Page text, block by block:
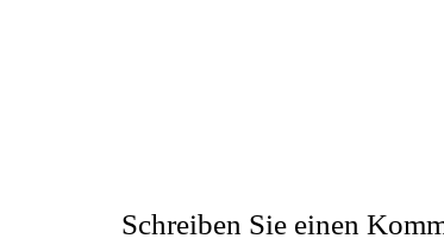
Schreiben Sie einen